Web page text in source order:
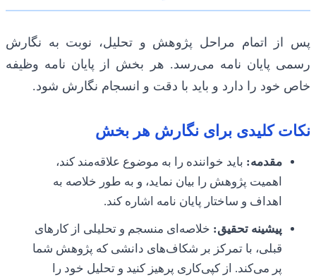
پس از اتمام مراحل پژوهش و تحلیل، نوبت به نگارش
رسمی پایان نامه می‌رسد. هر بخش از پایان نامه وظیفه
خاص خود را دارد و باید با دقت و انسجام نگارش شود.
نکات کلیدی برای نگارش هر بخش
مقدمه: باید خواننده را به موضوع علاقه‌مند کند،
اهمیت پژوهش را بیان نماید، و به طور خلاصه به
اهداف و ساختار پایان نامه اشاره کند.
پیشینه تحقیق: خلاصه‌ای منسجم و تحلیلی از کارهای
قبلی، با تمرکز بر شکاف‌های دانشی که پژوهش شما
پر می‌کند. از کپی‌کاری پرهیز کنید و تحلیل خود را